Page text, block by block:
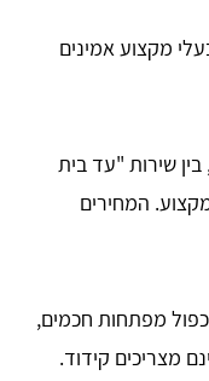
מקצוע אמינים
שירות "עד בית
המחירים
מפתחות חכמים,
מצריכים קידוד.